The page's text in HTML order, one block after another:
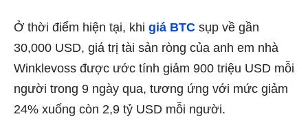
Ở thời điểm hiện tại, khi giá BTC sụp về gần
30,000 USD, giá trị tài sản ròng của anh em nhà
Winklevoss được ước tính giảm 900 triệu USD mỗi
người trong 9 ngày qua, tương ứng với mức giảm
24% xuống còn 2,9 tỷ USD mỗi người.